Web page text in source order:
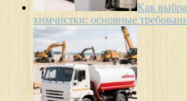
Как
химчистки: основные